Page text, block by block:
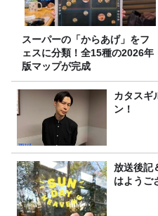
スーパーの「からあげ」をフ
ェスに分類！全15種の2026年
版マップが完成
カタスギ
ン！
放送後記
はようご